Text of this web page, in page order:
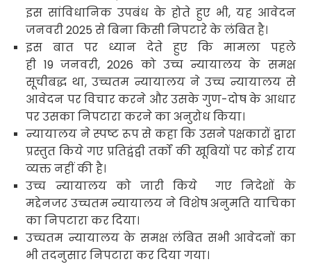
इस सांविधानिक उपबंध के होते हुए भी, यह आवेदन
जनवरी2025से बिना किसी निपटारे के लंबित है।
इस बात पर ध्यान देते हुए कि मामला पहले
ही 19 जनवरी, 2026 को उच्च न्यायालय के समक्ष
सूचीबद्ध था,उच्चतम न्यायालय ने उच्च न्यायालय से
आवेदन पर विचार करने और उसके गुण-दोष के आधार
पर उसका निपटारा करने का अनुरोध किया।
न्यायालय ने स्पष्ट रूप से कहा कि उसने पक्षकारों द्वारा
प्रस्तुत किये गए प्रतिद्वंद्वी तर्कों की खूबियों पर कोई राय
व्यक्त नहीं की है।
उच्च न्यायालय को जारी किये गए निदेशों के
मद्देनजर उच्चतम न्यायालय ने विशेष अनुमति याचिका
का निपटारा कर दिया।
उच्चतम न्यायालय के समक्ष लंबित सभी आवेदनों का
भी तदनुसार निपटारा कर दिया गया।